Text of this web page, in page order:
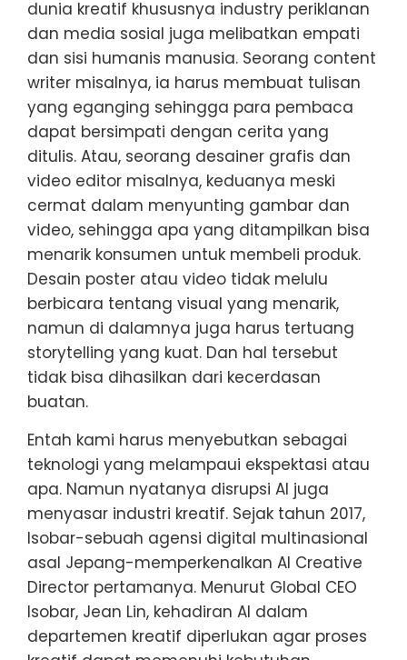
dunia kreatif khususnya industry periklanan
dan media sosial juga melibatkan empati
dan sisi humanis manusia. Seorang content
writer misalnya, ia harus membuat tulisan
yang eganging sehingga para pembaca
dapat bersimpati dengan cerita yang
ditulis. Atau, seorang desainer grafis dan
video editor misalnya, keduanya meski
cermat dalam menyunting gambar dan
video, sehingga apa yang ditampilkan bisa
menarik konsumen untuk membeli produk.
Desain poster atau video tidak melulu
berbicara tentang visual yang menarik,
namun di dalamnya juga harus tertuang
storytelling yang kuat. Dan hal tersebut
tidak bisa dihasilkan dari kecerdasan
buatan.
Entah kami harus menyebutkan sebagai
teknologi yang melampaui ekspektasi atau
apa. Namun nyatanya disrupsi AI juga
menyasar industri kreatif. Sejak tahun 2017,
Isobar-sebuah agensi digital multinasional
asal Jepang-memperkenalkan AI Creative
Director pertamanya. Menurut Global CEO
Isobar, Jean Lin, kehadiran AI dalam
departemen kreatif diperlukan agar proses